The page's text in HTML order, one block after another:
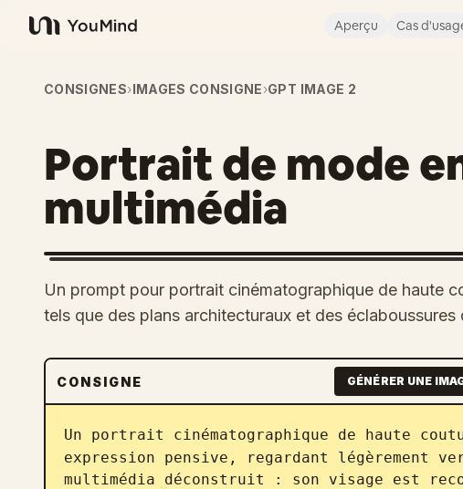
YouMind
Aperçu Cas
CONSIGNES›IMAGES CONSIGNE›GPT IMAGE 2
Portrait de mode
multimédia
Un prompt pour portrait cinématographique de haute
tels que des plans architecturaux et des éclaboussures
CONSIGNE GÉNÉRER UNE
Un portrait cinématographique de haute
expression pensive, regardant légèrement
multimédia déconstruit : son visage est